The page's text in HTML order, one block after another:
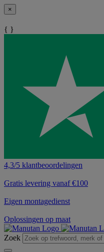
×
{ }
4,3/5 klantbeoordelingen
Gratis levering vanaf €100
Eigen montagedienst
Oplossingen op maat
Zoek